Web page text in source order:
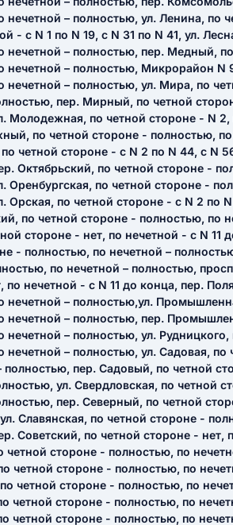
нечетной – полностью, ул. Ленина, по
- с N 1 по N 19, с N 31 по N 41, ул.
нечетной – полностью, пер. Медный,
нечетной – полностью, Микрорайон N
нечетной – полностью, ул. Мира, по
пер. Мирный, по четной
Молодежная, по четной стороне - N 2,
по четной стороне - полностью, по
четной стороне - с N 2 по N 44, с N
Октябрьский, по четной стороне -
Оренбургская, по четной стороне -
Орская, по четной стороне - с N 2 по
по четной стороне - полностью, по
стороне - нет, по нечетной - с N 11
- полностью, по нечетной –
по нечетной – полностью,
по нечетной - с N 11 до конца, пер.
нечетной – полностью,ул.
нечетной – полностью, пер.
нечетной – полностью, ул.
нечетной – полностью, ул. Садовая,
полностью, пер. Садовый, по четной
ул. Свердловская, по четной
пер. Северный, по четной
Славянская, по четной стороне -
Советский, по четной стороне - нет,
четной стороне - полностью, по
четной стороне - полностью, по
четной стороне - полностью, по
четной стороне - полностью, по
четной стороне - полностью, по
ОСТАВИТЬ